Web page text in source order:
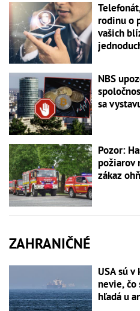
rodinu o
vašich
NBS
sa
Pozor:
požiarov
zákaz
ZAHRANIČNÉ
USA sú
nevie, čo
hľadá u